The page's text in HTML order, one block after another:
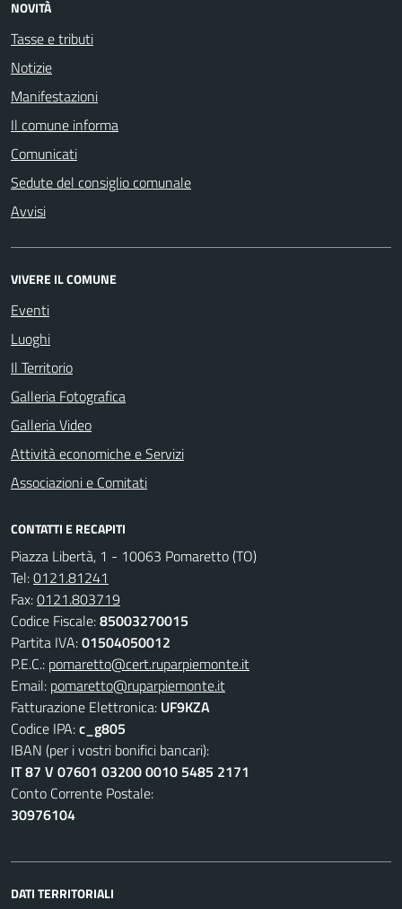
NOVITÀ
Tasse e tributi
Notizie
Manifestazioni
Il comune informa
Comunicati
Sedute del consiglio comunale
Avvisi
VIVERE IL COMUNE
Eventi
Luoghi
Il Territorio
Galleria Fotografica
Galleria Video
Attività economiche e Servizi
Associazioni e Comitati
CONTATTI E RECAPITI
Piazza Libertà, 1 - 10063 Pomaretto (TO)
Tel:0121.81241
Fax:0121.803719
Codice Fiscale:85003270015
Partita IVA:01504050012
P.E.C.: pomaretto@cert.ruparpiemonte.it
Email: pomaretto@ruparpiemonte.it
Fatturazione Elettronica: UF9KZA
Codice IPA:c_g805
IBAN (per i vostri bonifici bancari):
IT 87 V 07601 03200 0010 5485 2171
Conto Corrente Postale:
30976104
DATI TERRITORIALI